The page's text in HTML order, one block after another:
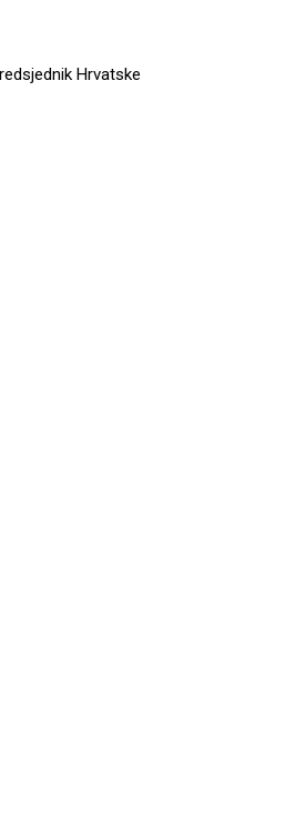
Hrvatske